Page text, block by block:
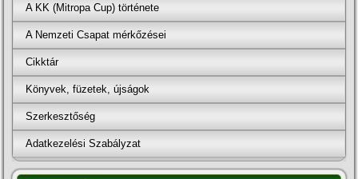
A KK (Mitropa Cup) története
A Nemzeti Csapat mérkőzései
Cikktár
Könyvek, füzetek, újságok
Szerkesztőség
Adatkezelési Szabályzat